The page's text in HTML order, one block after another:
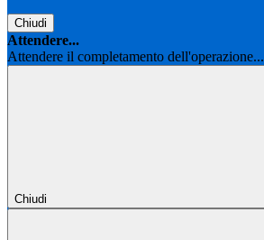
Chiudi
Attendere...
Attendere il completamento dell'operazione...
Chiudi